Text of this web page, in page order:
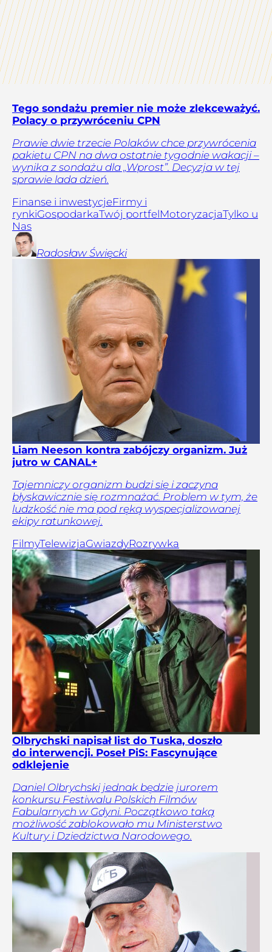
Tego sondażu premier nie może zlekceważyć.
Polacy o przywróceniu CPN
Prawie dwie trzecie Polaków chce przywrócenia
pakietu CPN na dwa ostatnie tygodnie wakacji –
wynika z sondażu dla „Wprost”. Decyzja w tej
sprawie lada dzień.
Finanse i inwestycjeFirmy i
rynkiGospodarkaTwój portfelMotoryzacjaTylko u
Nas
Radosław Święcki
Liam Neeson kontra zabójczy organizm. Już
jutro w CANAL+
Tajemniczy organizm budzi się i zaczyna
błyskawicznie się rozmnażać. Problem w tym, że
ludzkość nie ma pod ręką wyspecjalizowanej
ekipy ratunkowej.
FilmyTelewizjaGwiazdyRozrywka
Olbrychski napisał list do Tuska, doszło
do interwencji. Poseł PiS: Fascynujące
odklejenie
Daniel Olbrychski jednak będzie jurorem
konkursu Festiwalu Polskich Filmów
Fabularnych w Gdyni. Początkowo taką
możliwość zablokowało mu Ministerstwo
Kultury i Dziedzictwa Narodowego.